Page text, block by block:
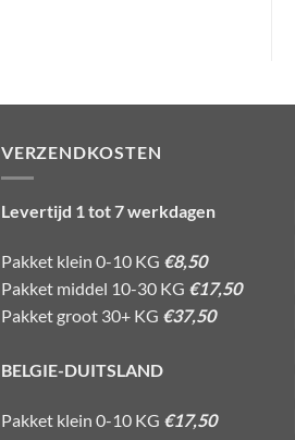
VERZENDKOSTEN
Levertijd 1 tot 7 werkdagen
Pakket klein 0-10 KG €8,50
Pakket middel 10-30 KG €17,50
Pakket groot 30+ KG €37,50
BELGIE-DUITSLAND
Pakket klein 0-10 KG €17,50